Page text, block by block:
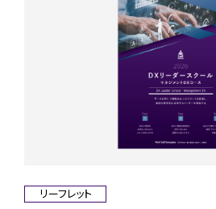
リーフレット